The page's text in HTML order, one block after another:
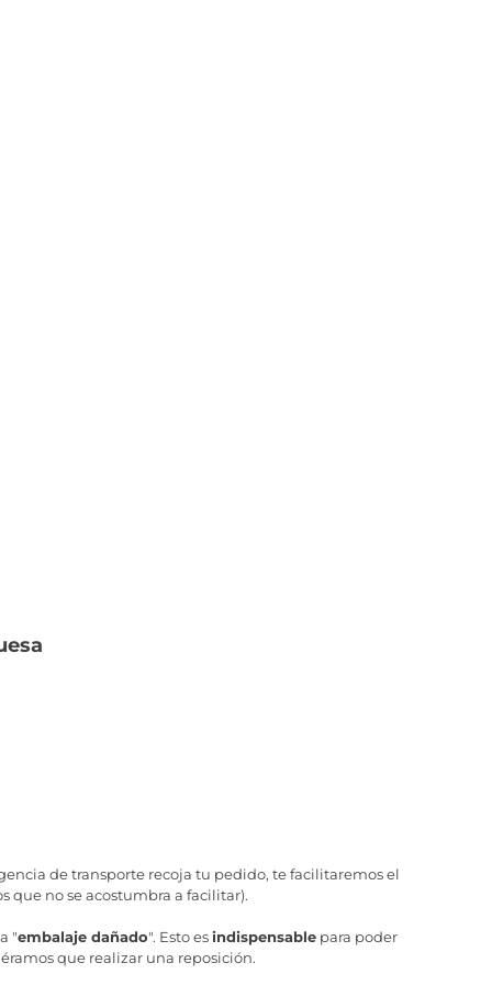
de transporte recoja tu pedido, te facilitaremos el
que no se acostumbra a facilitar).
"embalaje dañado". Esto esindispensablepara poder
que realizar una reposición.